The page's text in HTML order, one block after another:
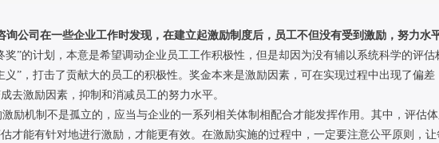
询公司在一些企业工作时发现，在建立起激励制度后，员工不但没有受到激励，努力水
奖”的计划，本意是希望调动企业员工工作积极性，但是却因为没有辅以系统科学的评
义”，打击了贡献大的员工的积极性。奖金本来是激励因素，可在实现过程中出现了偏差
去激励因素，抑制和消减员工的努力水平。
励机制不是孤立的，应当与企业的一系列相关体制相配合才能发挥作用。其中，评估
才能有针对地进行激励，才能更有效。在激励实施的过程中，一定要注意公平原则，